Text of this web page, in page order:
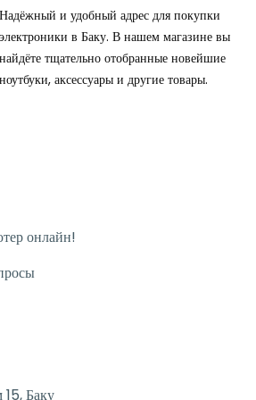
Надёжный и удобный адрес для покупки
электроники в Баку. В нашем магазине вы
найдёте тщательно отобранные новейшие
ноутбуки, аксессуары и другие товары.
онлайн!
Баку